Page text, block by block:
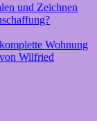
und Zeichnen
Wohnung
Wilfried